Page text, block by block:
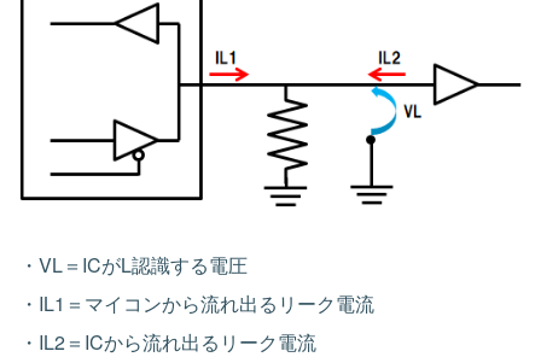
・VL＝ICがL認識する電圧
・IL1＝マイコンから流れ出るリーク電流
・IL2＝ICから流れ出るリーク電流